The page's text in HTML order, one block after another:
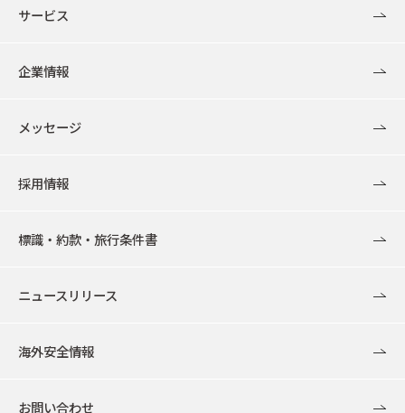
サービス
企業情報
メッセージ
採用情報
標識・約款・旅行条件書
ニュースリリース
海外安全情報
お問い合わせ